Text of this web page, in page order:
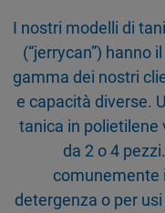
I nostri modelli di
(“jerrycan”) hanno
gamma dei nostri
e capacità diverse.
tanica in polietilene
da 2 o 4
comunemente
detergenza o per